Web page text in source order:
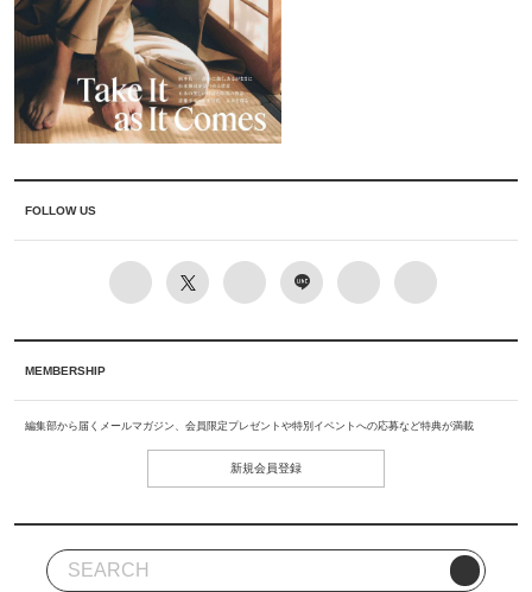
FOLLOW US
MEMBERSHIP
編集部から届くメールマガジン、会員限定プレゼントや特別イベントへの応募など特典が満載
新規会員登録